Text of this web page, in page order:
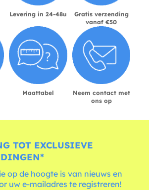
Levering in 24-48u
Gratis verzending
vanaf €50
Maattabel
Neem contact met
ons op
TOT EXCLUSIEVE
op de hoogte is van nieuws en
uw e-mailadres te registreren!